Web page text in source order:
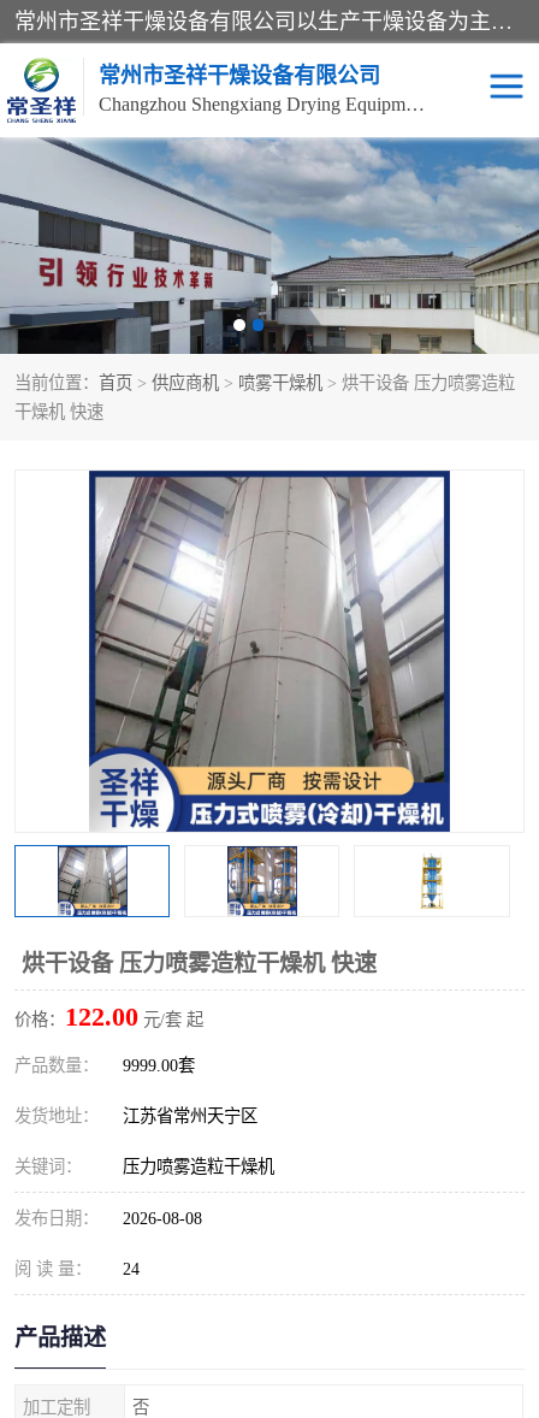
常州市圣祥干燥设备有限公司以生产干燥设备为主导产品，提供：干燥设备、干燥机、混合机、气流干燥机、烘箱、热风循环烘箱、沸腾干燥机、烘干机、喷雾干燥机等产品的生产、制造与销售服务。
常州市圣祥干燥设备有限公司
Changzhou Shengxiang Drying Equipment Co. , Ltd.
当前位置： 首页 > 供应商机 > 喷雾干燥机 > 烘干设备 压力喷雾造粒
干燥机 快速
烘干设备 压力喷雾造粒干燥机 快速
价格： 122.00 元/套 起
产品数量： 9999.00套
发货地址： 江苏省常州天宁区
关键词： 压力喷雾造粒干燥机
发布日期： 2026-08-08
阅 读 量： 24
产品描述
加工定制 否
单锥真空干燥机 双锥真空干燥机
气流干燥机 滚筒刮板干燥机
干燥机 闪蒸干燥机
桨叶干燥机 高速混合机
粗粉碎机 带式干燥机
单锥螺带真空干燥机 沸腾干燥机
方形圆形真空干燥机 真空耙式干燥机
热风循环烘箱 喷雾干燥机
振动流化床干燥机 盘式干燥机